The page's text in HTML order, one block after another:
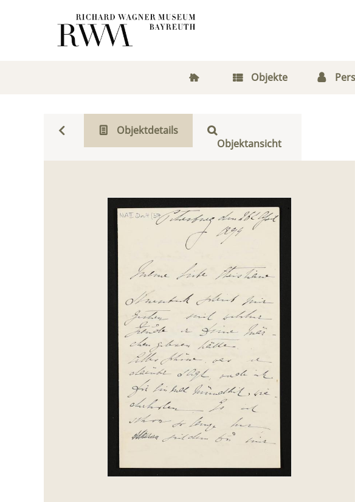
Objekte
Objektdetails
Objektansicht